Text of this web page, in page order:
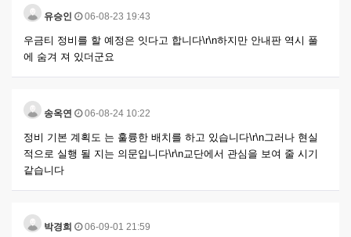
유승인 06-08-23 19:43
우금티 정비를 할 예정은 잇다고 합니다\r\n하지만 안내판 역시 풀
에 숨겨 져 있더군요
송옥연 06-08-24 10:22
정비 기본 계획도 는 훌륭한 배치를 하고 있습니다\r\n그러나 현실
적으로 실행 될 지는 의문입니다\r\n교단에서 관심을 보여 줄 시기
같습니다
박경희 06-09-01 21:59